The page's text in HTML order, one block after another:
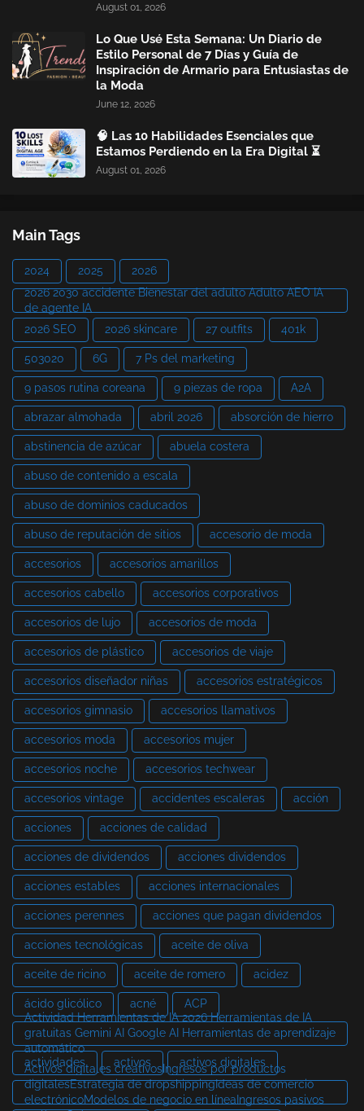
August 01, 2026
Lo Que Usé Esta Semana: Un Diario de
Estilo Personal de 7 Días y Guía de
Inspiración de Armario para Entusiastas de
la Moda
June 12, 2026
🧠 Las 10 Habilidades Esenciales que
Estamos Perdiendo en la Era Digital ⏳
August 01, 2026
Main Tags
2024 2025
2026
2026 2030 accidente Bienestar del adulto Adulto AEO IA
de agente IA
2026 SEO
2026 skincare 27 outfits 401k
503020 6G 7 Ps del marketing
9 pasos rutina coreana 9 piezas de ropa A2A
abrazar almohada abril 2026 absorción de hierro
abstinencia de azúcar abuela costera
abuso de contenido a escala
abuso de dominios caducados
abuso de reputación de sitios accesorio de moda
accesorios accesorios amarillos
accesorios cabello accesorios corporativos
accesorios de lujo accesorios de moda
accesorios de plástico accesorios de viaje
accesorios diseñador niñas accesorios estratégicos
accesorios gimnasio accesorios llamativos
accesorios moda accesorios mujer
accesorios noche accesorios techwear
accesorios vintage accidentes escaleras acción
acciones acciones de calidad
acciones de dividendos acciones dividendos
acciones estables acciones internacionales
acciones perennes acciones que pagan dividendos
acciones tecnológicas aceite de oliva
aceite de ricino aceite de romero acidez
ácido glicólico acné
ACP
Actividad Herramientas de IA 2026 Herramientas de IA
gratuitas Gemini AI Google AI Herramientas de aprendizaje
automático
actividades
activos activos digitales
Activos digitales creativosIngresos por productos
digitalesEstrategia de dropshippingIdeas de comercio
electrónicoModelos de negocio en líneaIngresos pasivos